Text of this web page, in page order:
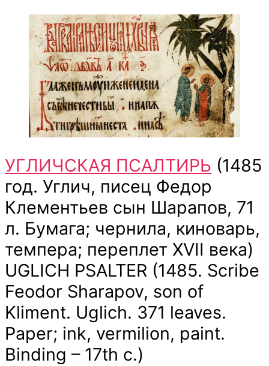
УГЛИЧСКАЯ ПСАЛТИРЬ (1485
год. Углич, писец Федор
Клементьев сын Шарапов, 71
л. Бумага; чернила, киноварь,
темпера; переплет XVII века)
UGLICH PSALTER (1485. Scribe
Feodor Sharapov, son of
Kliment. Uglich. 371 leaves.
Paper; ink, vermilion, paint.
Binding – 17th c.)